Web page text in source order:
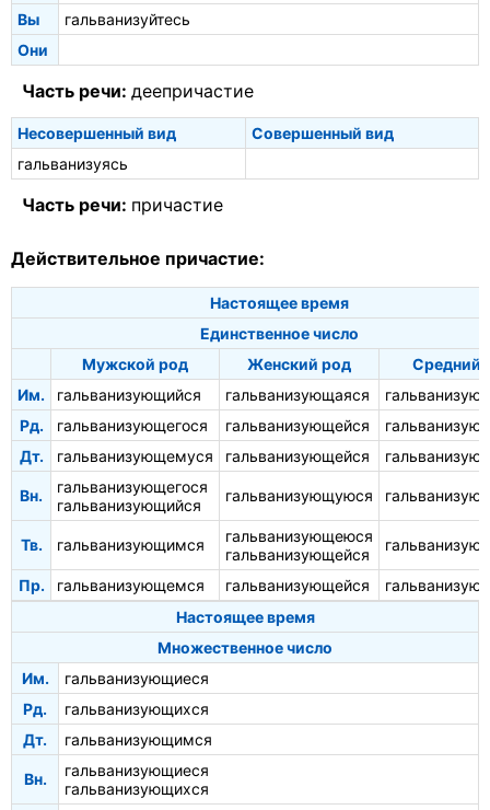
Вы
гальванизуйтесь
Они
Часть речи: деепричастие
Несовершенный вид
Совершенный вид
гальванизуясь
Часть речи: причастие
Действительное причастие:
Настоящее время
Единственное число
Мужской род
Женский род
Средний
Им.
гальванизующийся гальванизующаяся
Рд.
гальванизующегося гальванизующейся
Дт.
гальванизующемуся гальванизующейся
Вн.
гальванизующегося
гальванизующийся
гальванизующуюся
Тв. гальванизующимся
гальванизующеюся
гальванизующейся
Пр. гальванизующемся гальванизующейся
Настоящее время
Множественное число
Им.
гальванизующиеся
Рд.
гальванизующихся
Дт.
гальванизующимся
Вн.
гальванизующиеся
гальванизующихся